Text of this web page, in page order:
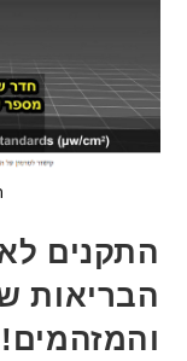
תקנים
לא